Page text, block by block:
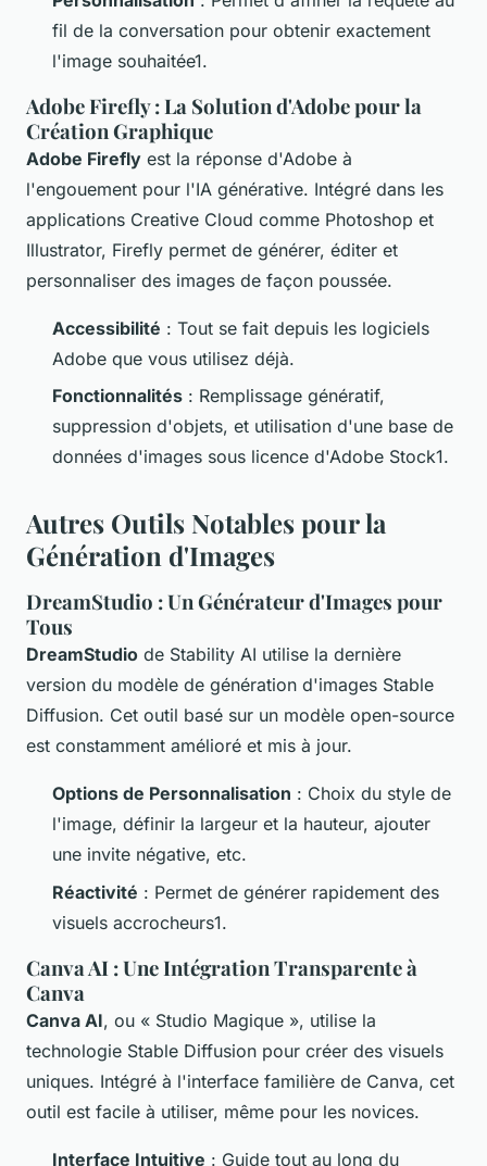
fil de la conversation pour obtenir exactement
l'image souhaitée1.
Adobe Firefly : La Solution d'Adobe pour la
Création Graphique
Adobe Firefly est la réponse d'Adobe à
l'engouement pour l'IA générative. Intégré dans les
applications Creative Cloud comme Photoshop et
Illustrator, Firefly permet de générer, éditer et
personnaliser des images de façon poussée.
Accessibilité : Tout se fait depuis les logiciels
Adobe que vous utilisez déjà.
Fonctionnalités : Remplissage génératif,
suppression d'objets, et utilisation d'une base de
données d'images sous licence d'Adobe Stock1.
Autres Outils Notables pour la
Génération d'Images
DreamStudio : Un Générateur d'Images pour
Tous
DreamStudio de Stability AI utilise la dernière
version du modèle de génération d'images Stable
Diffusion. Cet outil basé sur un modèle open-source
est constamment amélioré et mis à jour.
Options de Personnalisation : Choix du style de
l'image, définir la largeur et la hauteur, ajouter
une invite négative, etc.
Réactivité : Permet de générer rapidement des
visuels accrocheurs1.
Canva AI : Une Intégration Transparente à
Canva
Canva AI, ou « Studio Magique », utilise la
technologie Stable Diffusion pour créer des visuels
uniques. Intégré à l'interface familière de Canva, cet
outil est facile à utiliser, même pour les novices.
Interface Intuitive : Guide tout au long du